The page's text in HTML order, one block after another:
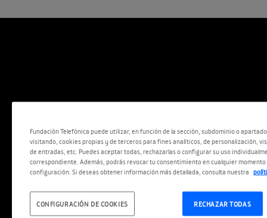
Fundación Telefónica puede utilizar, en función de la sección, subdominio o
visitando, cookies propias y de terceros para fines analíticos, de personalización,
de entradas, etc. Puedes aceptar todas, rechazarlas o configurar su uso
correspondiente. Además, podrás revocar tu consentimiento en cualquier momento
configuración. Si deseas obtener información más detallada, consulta nuestra
RECHAZAR TODAS
CONFIGURACIÓN DE COOKIES